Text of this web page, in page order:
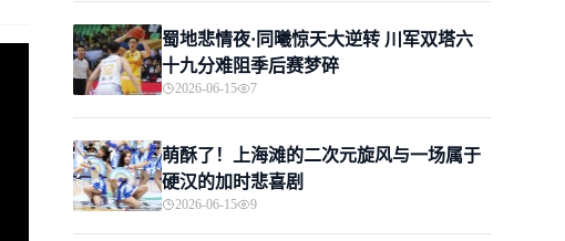
蜀地悲情夜·同曦惊天大逆转 川军双塔六
十九分难阻季后赛梦碎
2026-06-15 7
萌酥了！上海滩的二次元旋风与一场属于
硬汉的加时悲喜剧
2026-06-15 9